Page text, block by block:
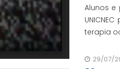
Alunos
terapia
29/07/